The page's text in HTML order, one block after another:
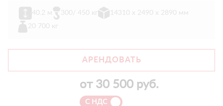
40.2 м 300/ 450 кг
14310 х 2490 х 2890 мм
20 700 кг
АРЕНДОВАТЬ
от 30 500 руб.
С НДС